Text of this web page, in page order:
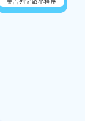
金吉列学旅小程序